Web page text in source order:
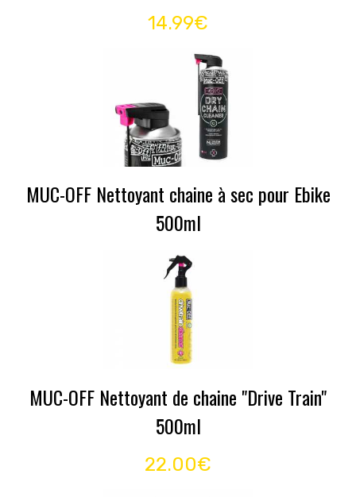
14.99€
MUC-OFF Nettoyant chaine à sec pour Ebike
500ml
MUC-OFF Nettoyant de chaine "Drive Train"
500ml
22.00€